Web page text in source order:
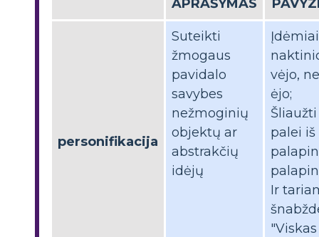
APRAŠYMAS
personifikacija
Suteikti
žmogaus
pavidalo
savybes
nežmoginių
objektų ar
abstrakčių
idėjų
Įdėmiai
vėjo,
ėjo;
Šliaužti
palei iš
Ir
"Viskas